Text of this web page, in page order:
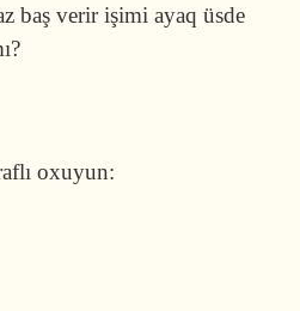
baş verir işimi ayaq üsde
oxuyun: